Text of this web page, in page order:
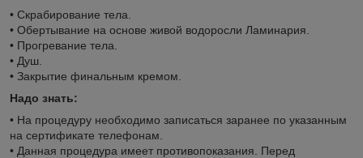
• Скрабирование тела.
• Обертывание на основе живой водоросли Ламинария.
• Прогревание тела.
• Душ.
• Закрытие финальным кремом.
Надо знать:
• На процедуру необходимо записаться заранее по указанным
на сертификате телефонам.
• Данная процедура имеет противопоказания. Перед